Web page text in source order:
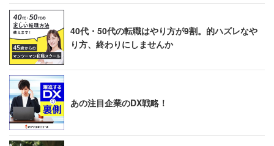
40代・50代の転職はやり方が9割。的ハズレなや
り方、終わりにしませんか
あの注目企業のDX戦略！